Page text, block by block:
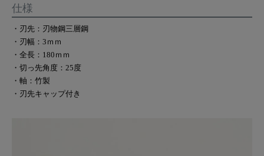
仕様
・刃先：刃物鋼三層鋼
・刃幅：3ｍｍ
・全長：180ｍｍ
・切っ先角度：25度
・軸：竹製
・刃先キャップ付き